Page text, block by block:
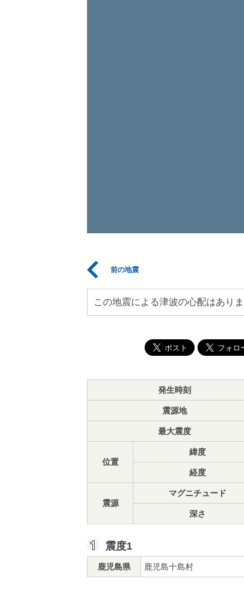
前の地震
この地震による津波の心配はありま
発生時刻
震源地
最大震度
位置
緯度
経度
震源
マグニチュード
深さ
震度1
鹿児島県 鹿児島十島村